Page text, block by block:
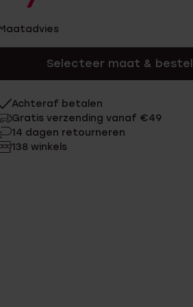
Selecteer maat & bestel
Achteraf betalen
Gratis verzending vanaf €49
14 dagen retourneren
138 winkels